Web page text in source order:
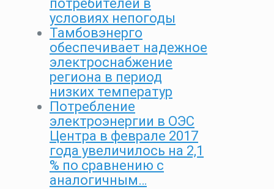
потребителей в
условиях непогоды
Тамбовэнерго
обеспечивает надежное
электроснабжение
региона в период
низких температур
Потребление
электроэнергии в ОЭС
Центра в феврале 2017
года увеличилось на 2,1
% по сравнению с
аналогичным…